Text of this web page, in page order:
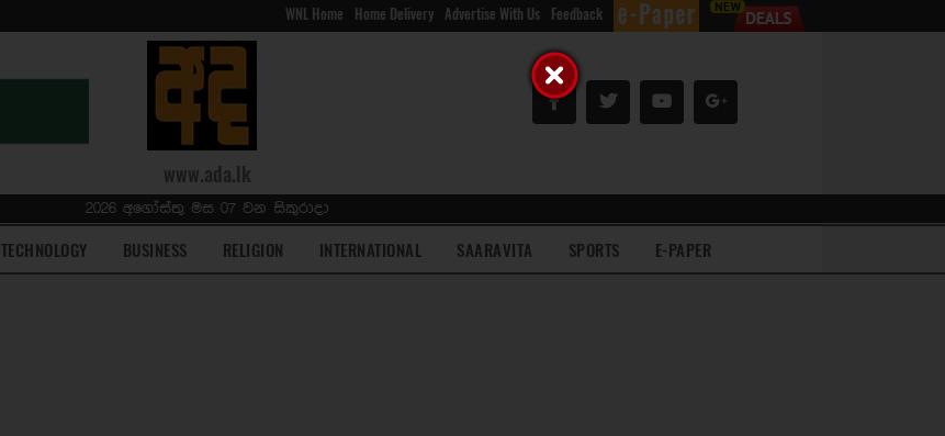
WNL Home Home Delivery Advertise With Us Feedback
www.ada.lk
2026 අගෝස්තු මස 07 වන සිකුරාදා
TECHNOLOGY BUSINESS RELIGION INTERNATIONAL SAARAVITA SPORTS E-PAPER